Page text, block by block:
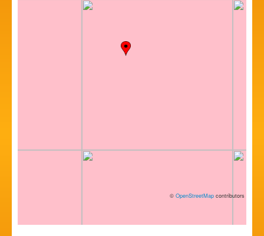
© OpenStreetMap contributors